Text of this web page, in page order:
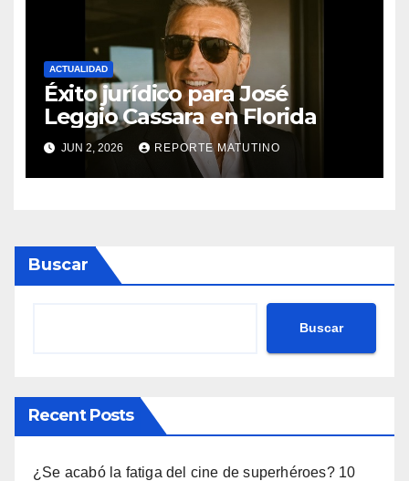
ACTUALIDAD
Éxito jurídico para José
Leggio Cassara en Florida
JUN 2, 2026 REPORTE MATUTINO
Buscar
Buscar
Recent Posts
¿Se acabó la fatiga del cine de superhéroes? 10